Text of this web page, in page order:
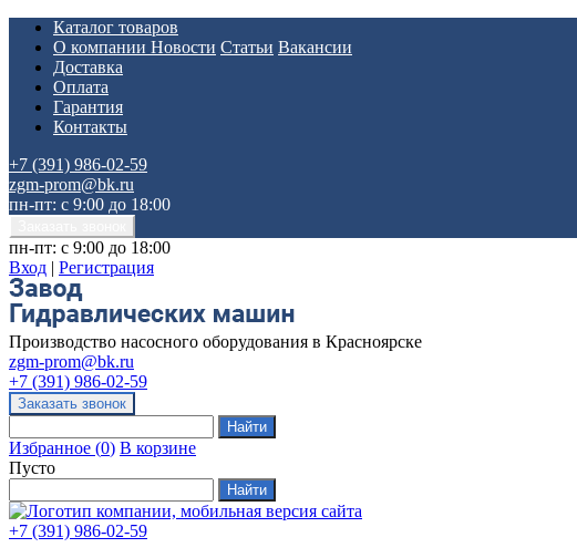
Каталог товаров
О компании Новости Статьи Вакансии
Доставка
Оплата
Гарантия
Контакты
+7 (391) 986-02-59
zgm-prom@bk.ru
пн-пт: с 9:00 до 18:00
пн-пт: с 9:00 до 18:00
Вход | Регистрация
Производство насосного оборудования в Красноярске
zgm-prom@bk.ru
+7 (391) 986-02-59
Избранное (0) В корзине
Пусто
+7 (391) 986-02-59